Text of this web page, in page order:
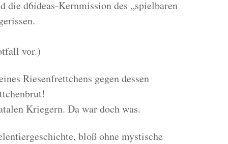
die d6ideas-Kernmission des „spielbaren
vor.)
Riesenfrettchens gegen dessen
Kriegern. Da war doch was.
bloß ohne mystische